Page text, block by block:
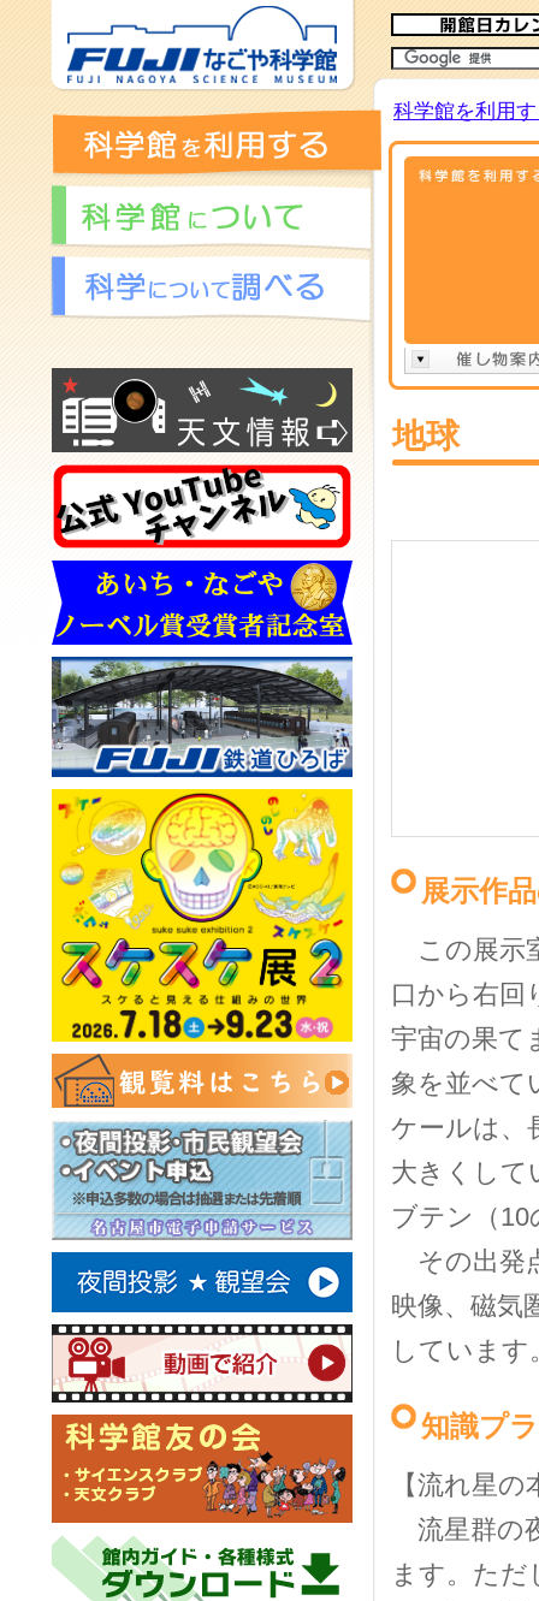
科学館を利用
地球
展示作
この展示
口から右回
宇宙の果て
象を並べて
ケールは、
大きくして
ブテン（
その出発
映像、磁気
しています
知識プ
【流れ星
流星群の
ます。た